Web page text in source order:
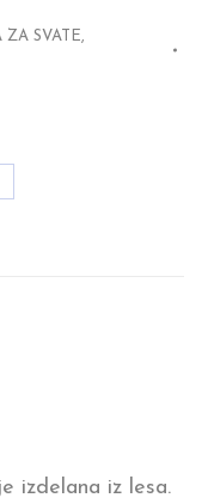
ZA SVATE,
izdelana iz lesa.